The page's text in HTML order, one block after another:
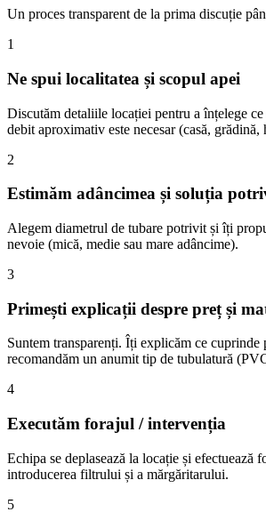
Un proces transparent de la prima discuție
1
Ne spui localitatea și scopul apei
Discutăm detaliile locației pentru a înțelege
debit aproximativ este necesar (casă, grădină,
2
Estimăm adâncimea și soluția
Alegem diametrul de tubare potrivit și îți
nevoie (mică, medie sau mare adâncime).
3
Primești explicații despre preț și
Suntem transparenți. Îți explicăm ce cuprinde
recomandăm un anumit tip de tubulatură
4
Executăm forajul / intervenția
Echipa se deplasează la locație și efectuează
introducerea filtrului și a mărgăritarului.
5